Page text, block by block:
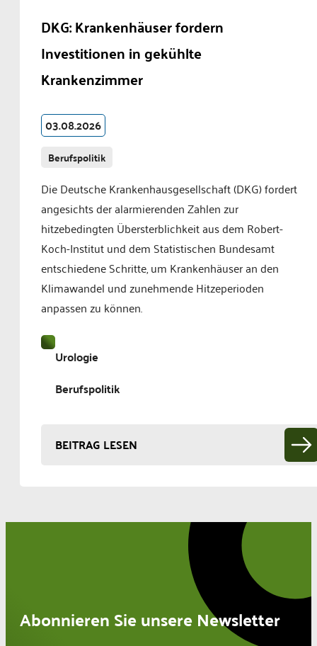
DKG: Krankenhäuser fordern
Investitionen in gekühlte
Krankenzimmer
03.08.2026
Berufspolitik
Die Deutsche Krankenhausgesellschaft (DKG) fordert
angesichts der alarmierenden Zahlen zur
hitzebedingten Übersterblichkeit aus dem Robert-
Koch-Institut und dem Statistischen Bundesamt
entschiedene Schritte, um Krankenhäuser an den
Klimawandel und zunehmende Hitzeperioden
anpassen zu können.
Urologie
Berufspolitik
BEITRAG LESEN
Abonnieren Sie unsere Newsletter